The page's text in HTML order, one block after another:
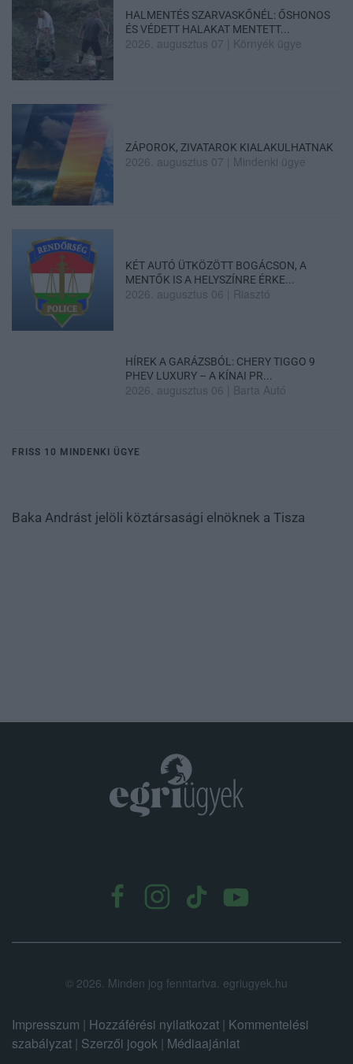
HALMENTÉS SZARVASKŐNÉL: ŐSHONOS
ÉS VÉDETT HALAKAT MENTETT...
2026. augusztus 07 Környék ügye
ZÁPOROK, ZIVATAROK KIALAKULHATNAK
2026. augusztus 07 Mindenki ügye
KÉT AUTÓ ÜTKÖZÖTT BOGÁCSON, A
MENTŐK IS A HELYSZÍNRE ÉRKE...
2026. augusztus 06 Riasztó
HÍREK A GARÁZSBÓL: CHERY TIGGO 9
PHEV LUXURY – A KÍNAI PR...
2026. augusztus 06 Barta Autó
FRISS 10 MINDENKI ÜGYE
Baka Andrást jelöli köztársasági elnöknek a Tisza
© 2026. Minden jog fenntartva. egriugyek.hu
Impresszum | Hozzáférési nyilatkozat | Kommentelési
szabályzat | Szerzői jogok | Médiaajánlat